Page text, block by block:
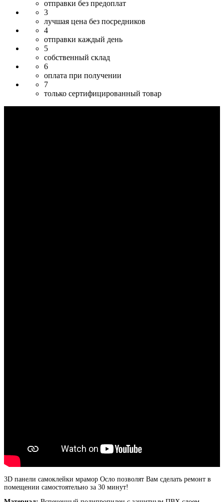
отправки без предоплат
3
лучшая цена без посредников
4
отправки каждый день
5
собственный склад
6
оплата при получении
7
только сертифицированный товар
3D панели самоклейки мрамор Осло позволят Вам сделать ремонт в
помещении самостоятельно за 30 минут!